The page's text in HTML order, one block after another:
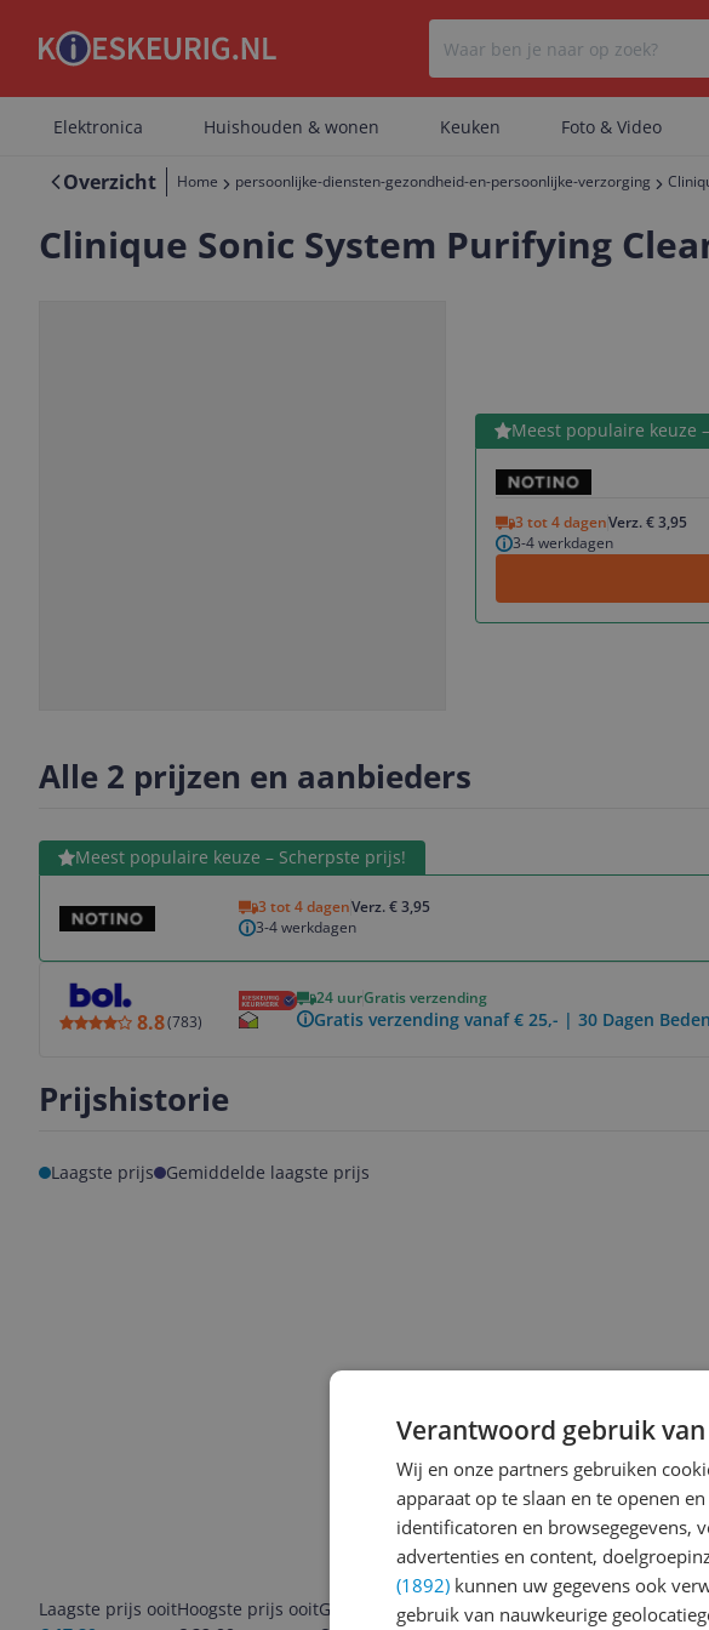
Er zijn
Er zijn
Elektronica Huishouden & wonen Keuken Foto & Video
Overzicht Home persoonlijke-diensten-gezondheid-en-persoonlijke-verzorging
Clinique Sonic System Purifying
Meest populaire keuze
3 tot 4 dagenVerz. € 3,95
3-4 werkdagen
Bekijk product
Alle 2 prijzen en aanbieders
Meest populaire keuze – Scherpste prijs!
3 tot 4 dagenVerz. € 3,95
3-4 werkdagen
Bekijk product
8.8(783)
24 uurGratis verzending
Gratis verzending vanaf € 25,- | 30 Dagen
Prijshistorie
Laagste prijs Gemiddelde laagste prijs
Laagste prijs ooitHoogste prijs ooitGoedkoopste nuLaatste prijsupdate
Verantwoord gebruik
Wij en onze partners gebruiken
apparaat op te slaan en te openen
identificatoren en browsegegevens,
advertenties en content,
(1892) kunnen uw gegevens ook
gebruik van nauwkeurige